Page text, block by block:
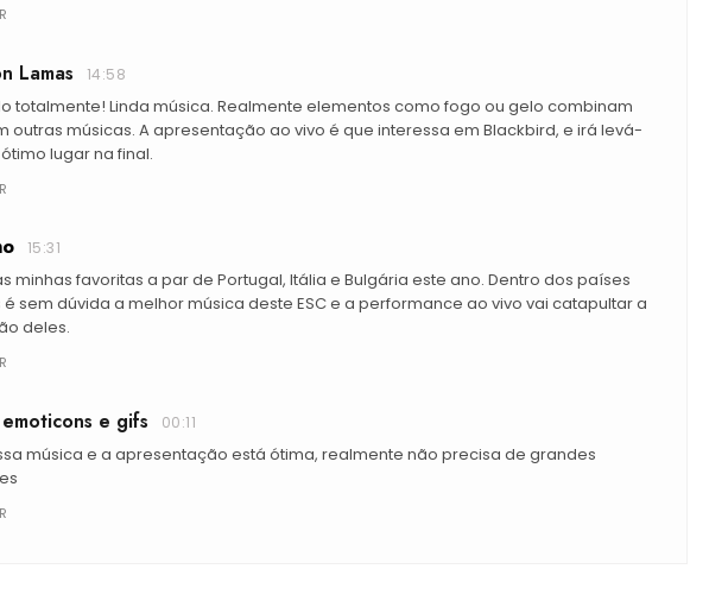
Lamas 14:58
totalmente! Linda música. Realmente elementos como fogo ou gelo combinam
outras músicas. A apresentação ao vivo é que interessa em Blackbird, e irá levá-
lugar na final.
15:31
minhas favoritas a par de Portugal, Itália e Bulgária este ano. Dentro dos países
sem dúvida a melhor música deste ESC e a performance ao vivo vai catapultar a
deles.
e gifs 00:11
música e a apresentação está ótima, realmente não precisa de grandes